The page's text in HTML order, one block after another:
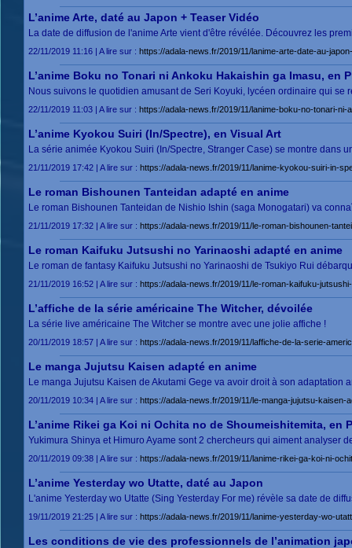
L’anime Arte, daté au Japon + Teaser Vidéo
La date de diffusion de l'anime Arte vient d'être révélée. Découvrez les
22/11/2019 11:16 | A lire sur : https://adala-news.fr/2019/11/lanime-arte-date-au-
L’anime Boku no Tonari ni Ankoku Hakaishin ga Imasu, en
Nous suivons le quotidien amusant de Seri Koyuki, lycéen ordinaire qui
22/11/2019 11:03 | A lire sur : https://adala-news.fr/2019/11/lanime-boku-no-tonari-
L’anime Kyokou Suiri (In/Spectre), en Visual Art
La série animée Kyokou Suiri (In/Spectre, Stranger Case) se montre dans
21/11/2019 17:42 | A lire sur : https://adala-news.fr/2019/11/lanime-kyokou-suiri-in-
Le roman Bishounen Tanteidan adapté en anime
Le roman Bishounen Tanteidan de Nishio Ishin (saga Monogatari) va
21/11/2019 17:32 | A lire sur : https://adala-news.fr/2019/11/le-roman-bishounen-
Le roman Kaifuku Jutsushi no Yarinaoshi adapté en anime
Le roman de fantasy Kaifuku Jutsushi no Yarinaoshi de Tsukiyo Rui
21/11/2019 16:52 | A lire sur : https://adala-news.fr/2019/11/le-roman-kaifuku-
L’affiche de la série américaine The Witcher, dévoilée
La série live américaine The Witcher se montre avec une jolie affiche !
20/11/2019 18:57 | A lire sur : https://adala-news.fr/2019/11/laffiche-de-la-serie-
Le manga Jujutsu Kaisen adapté en anime
Le manga Jujutsu Kaisen de Akutami Gege va avoir droit à son adaptation
20/11/2019 10:34 | A lire sur : https://adala-news.fr/2019/11/le-manga-jujutsu-kaisen-
L’anime Rikei ga Koi ni Ochita no de Shoumeishitemita, en
Yukimura Shinya et Himuro Ayame sont 2 chercheurs qui aiment analyser
20/11/2019 09:38 | A lire sur : https://adala-news.fr/2019/11/lanime-rikei-ga-koi-ni-
L’anime Yesterday wo Utatte, daté au Japon
L'anime Yesterday wo Utatte (Sing Yesterday For me) révèle sa date de
19/11/2019 21:25 | A lire sur : https://adala-news.fr/2019/11/lanime-yesterday-wo-
Les conditions de vie des professionnels de l’animation